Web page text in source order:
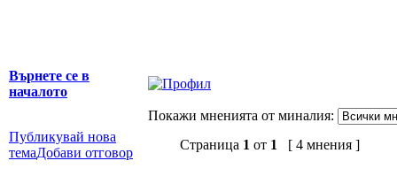
Върнете се в
началото
Покажи мненията от миналия:
Публикувай нова
темаДобави отговор
Страница 1 от 1 [ 4 мнения ]